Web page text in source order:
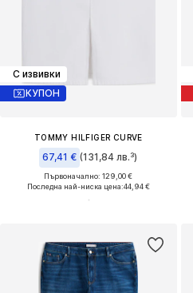
С извивки
КУПОН
TOMMY HILFIGER CURVE
67,41 € (131,84 лв.³)
Първоначално: 129,00 €
Последна най-ниска цена:44,94 €